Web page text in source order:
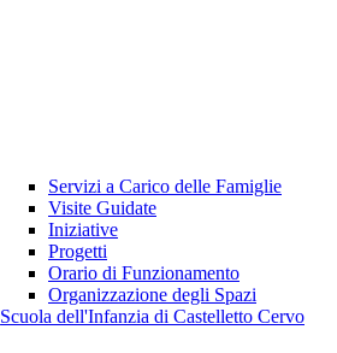
Servizi a Carico delle Famiglie
Visite Guidate
Iniziative
Progetti
Orario di Funzionamento
Organizzazione degli Spazi
Scuola dell'Infanzia di Castelletto Cervo